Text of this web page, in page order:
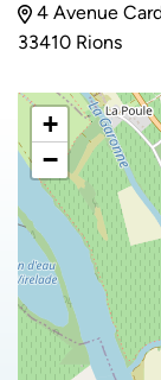
4 Avenue
33410 Rions
+
−